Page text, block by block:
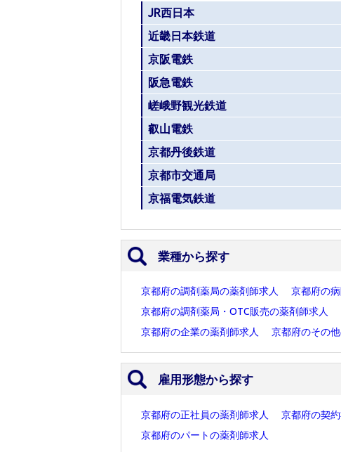
JR西日本
近畿日本鉄道
京阪電鉄
阪急電鉄
嵯峨野観光鉄道
叡山電鉄
京都丹後鉄道
京都市交通局
京福電気鉄道
業種から探す
京都府の調剤薬局の薬剤師求人
京都府の
京都府の調剤薬局・OTC販売の薬剤師求人
京都府の企業の薬剤師求人
京都府のその
雇用形態から探す
京都府の正社員の薬剤師求人 京都府の契
京都府のパートの薬剤師求人